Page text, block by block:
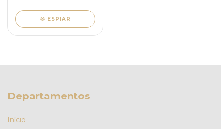
ESPIAR
Departamentos
Início